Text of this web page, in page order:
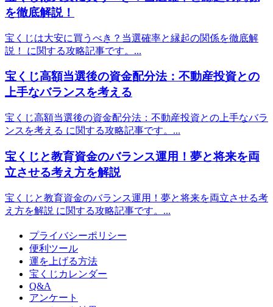
を徹底解説！
宝くじは大安に買うべき？当選確率と縁起の関係を徹底解
説！ に関する攻略記事です。...
宝くじ高額当選後の資金配分法：不動産投資との
上手なバランスを考える
宝くじ高額当選後の資金配分法：不動産投資との上手なバラ
ンスを考える に関する攻略記事です。...
宝くじと教育資金のバランス運用！夢と将来を両
立させる考え方を解説
宝くじと教育資金のバランス運用！夢と将来を両立させる考
え方を解説 に関する攻略記事です。...
プライバシーポリシー
便利ツール
運を上げる方法
宝くじカレンダー
Q&A
アンケート